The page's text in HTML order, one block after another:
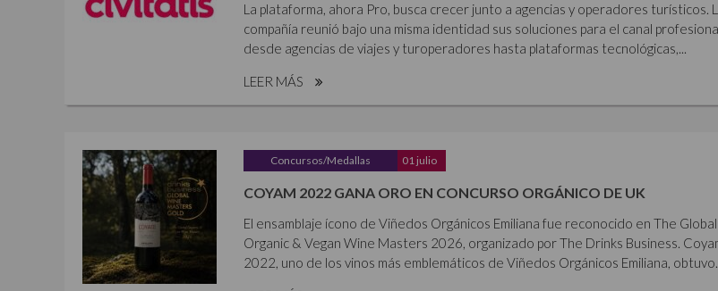
La plataforma, ahora Pro, busca crecer junto a agencias y operadores turísticos.
compañía reunió bajo una misma identidad sus soluciones para el canal
desde agencias de viajes y turoperadores hasta plataformas tecnológicas,...
LEER MÁS
Concursos/Medallas 01 julio
COYAM 2022 GANA ORO EN CONCURSO ORGÁNICO DE UK
El ensamblaje ícono de Viñedos Orgánicos Emiliana fue reconocido en The Global
Organic & Vegan Wine Masters 2026, organizado por The Drinks Business.
2022, uno de los vinos más emblemáticos de Viñedos Orgánicos Emiliana,